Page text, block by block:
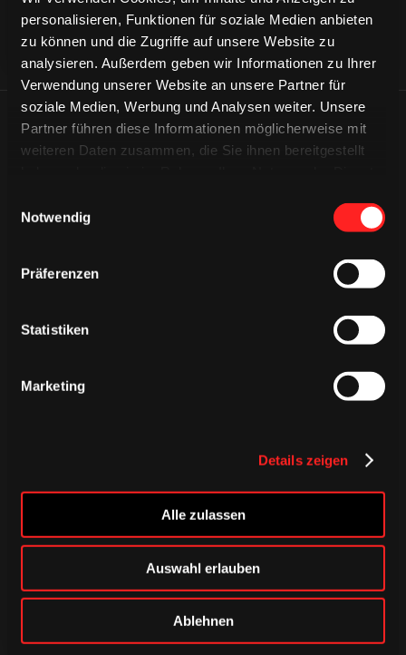
personalisieren, Funktionen für soziale Medien anbieten
zu können und die Zugriffe auf unsere Website zu
analysieren. Außerdem geben wir Informationen zu Ihrer
Verwendung unserer Website an unsere Partner für
soziale Medien, Werbung und Analysen weiter. Unsere
Partner führen diese Informationen möglicherweise mit
weiteren Daten zusammen, die Sie ihnen bereitgestellt
Notwendig
Präferenzen
Statistiken
Marketing
Details zeigen
Alle zulassen
Auswahl erlauben
Ablehnen
ÄHNLICHE NEWS
Alle Infos zum öffentlichen
Trainingsauftakt am Sonntag im
Haie-Zentrum
Saison 2026/2027